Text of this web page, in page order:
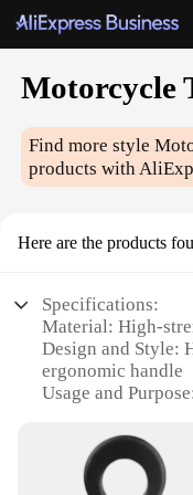
Motorcycle
Find more style
products with
Here are the products
Specifications:
Material: High-
Design and Style:
ergonomic handle
Usage and
Typical Adaptive
other flat surfaces
Shape or Size or